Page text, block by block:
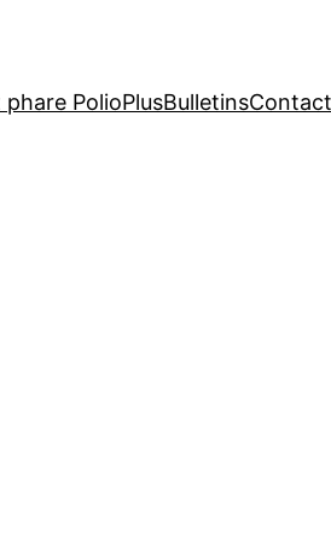
phare PolioPlusBulletins